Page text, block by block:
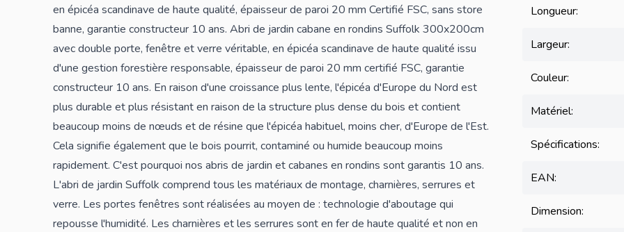
en épicéa scandinave de haute qualité, épaisseur de paroi 20 mm Certifié FSC, sans store
banne, garantie constructeur 10 ans. Abri de jardin cabane en rondins Suffolk 300x200cm
avec double porte, fenêtre et verre véritable, en épicéa scandinave de haute qualité issu
d'une gestion forestière responsable, épaisseur de paroi 20 mm certifié FSC, garantie
constructeur 10 ans. En raison d'une croissance plus lente, l'épicéa d'Europe du Nord est
plus durable et plus résistant en raison de la structure plus dense du bois et contient
beaucoup moins de nœuds et de résine que l'épicéa habituel, moins cher, d'Europe de l'Est.
Cela signifie également que le bois pourrit, contaminé ou humide beaucoup moins
rapidement. C'est pourquoi nos abris de jardin et cabanes en rondins sont garantis 10 ans.
L'abri de jardin Suffolk comprend tous les matériaux de montage, charnières, serrures et
verre. Les portes fenêtres sont réalisées au moyen de : technologie d'aboutage qui
repousse l'humidité. Les charnières et les serrures sont en fer de haute qualité et non en
Longueur:
Largeur:
Couleur:
Matériel:
Spécifications:
EAN:
Dimension: